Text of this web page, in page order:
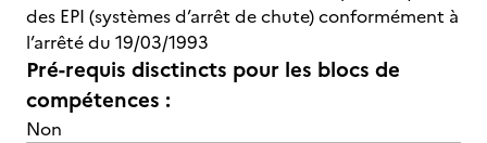
des EPI (systèmes d’arrêt de chute) conformément à
l’arrêté du 19/03/1993
Pré-requis disctincts pour les blocs de
compétences :
Non